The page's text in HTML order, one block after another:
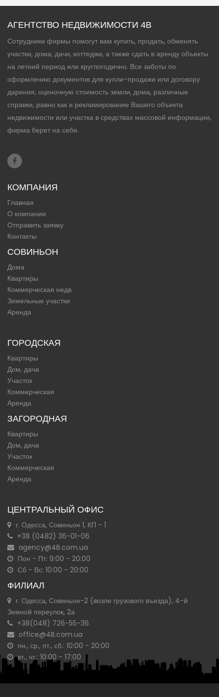
АГЕНТСТВО НЕДВИЖИМОСТИ 4B
Сотрудники фирмы помогут вам купить, продать, обменять
участки, дома, дачи, коттеджи, а также сдать в аренду объекты
на летний период или круглогодично. Все заботы по
оформлению документов для купли-продажи или договору
дарения, оценочную стоимость земли, дома, различные
справки, равно как и рекламирование Вашего объекта
недвижимости или участка в средствах массовой информации,
фирма берет на себя.
КОМПАНИЯ
Главная
О компании
Отправить заявку
Контакты
СОВИНЬОН
Дома
Квартиры
Коммерческая недв.
Земельные участки
Аренда
ГОРОДСКАЯ
Квартиры
Дом, дача
Участок
Коммерческая
Аренда
ЗАГОРОДНАЯ
Квартиры
Дом, дача
Участок
Коммерческая
Аренда
ЦЕНТРАЛЬНЫЙ ОФИС
г. Одесса, Совиньон 1, КП - 1
+38 (0482) 36-01-06
agency@4B.com.ua
Пон - Пт: 9:00 - 20:00
Сб - Вс: 10:00 - 20:00
ФИЛИАЛ
г. Одесса, Совиньон-2 (возле грузового въезда), 4-й
Земной переулок, 2а
+38(048) 726-55-36
office@4B.com.ua
пн., ср., пт., сб.: 10:00 - 20:00
вт., чт.: 10:00 - 17:00